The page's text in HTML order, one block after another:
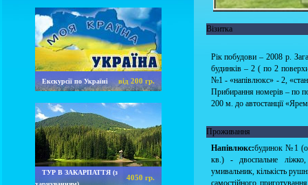
Екскурсії по Україні від 200 гр.
ТУР В ЗАКАРПАТТЯ (з
4050 гр.
Візитка
Рік побудови – 2008 р.
будинків – 2 ( по 2
№1 - «напівлюкс» - 2,
Прибирання номерів – по
200 м. до автостанції
Проживання
Напівлюкс:будинок №1
кв.) - двоспальне ліжко,
умивальник, кількість
самостійного